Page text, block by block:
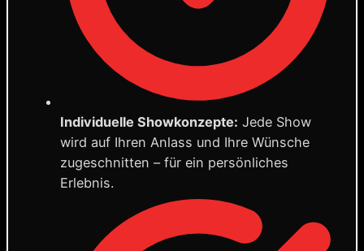
Individuelle Showkonzepte: Jede Show
wird auf Ihren Anlass und Ihre Wünsche
zugeschnitten – für ein persönliches
Erlebnis.